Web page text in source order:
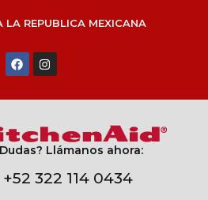
LA REPUBLICA MEXICANA
Llámanos ahora:
+52 322 114 0434